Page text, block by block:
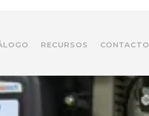
RECURSOS CONTACTO